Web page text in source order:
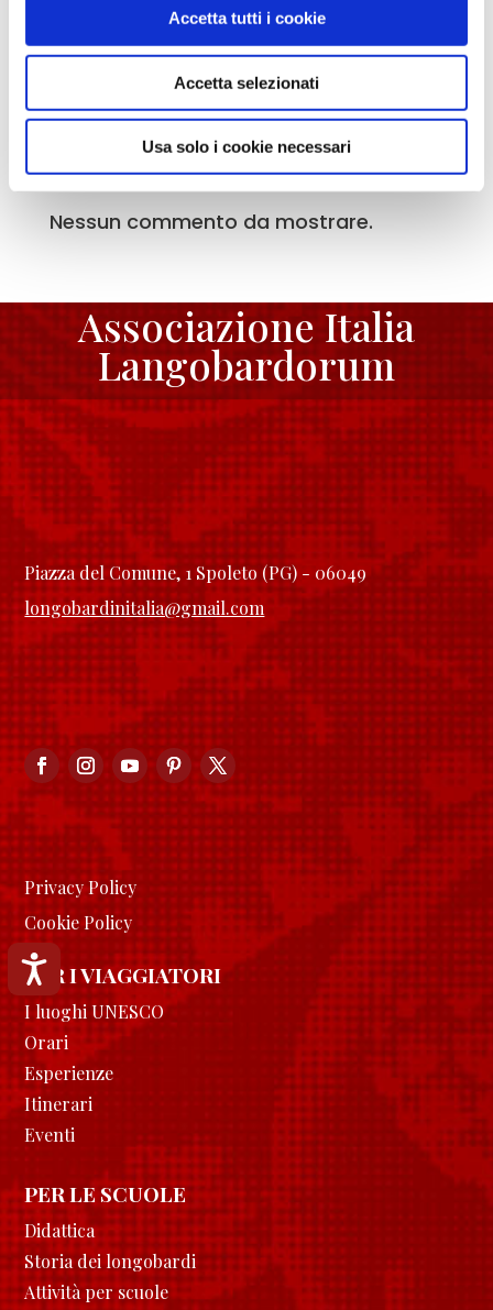
Accetta tutti i cookie
Accetta selezionati
Usa solo i cookie necessari
Accessibilità
Longobardi”
Graduatoria delle classi ammesse al
finanziamento del bando delle scuole
Recent Comments
Nessun commento da mostrare.
Associazione Italia
Langobardorum
Piazza del Comune, 1 Spoleto (PG) - 06049
longobardinitalia@gmail.com
Privacy Policy
Cookie Policy
PER I VIAGGIATORI
I luoghi UNESCO
Orari
Esperienze
Itinerari
Eventi
PER LE SCUOLE
Didattica
Storia dei longobardi
Attività per scuole